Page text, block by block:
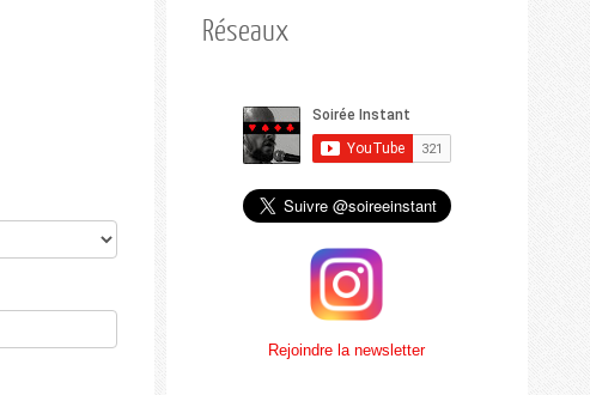
Réseaux
Rejoindre la newsletter